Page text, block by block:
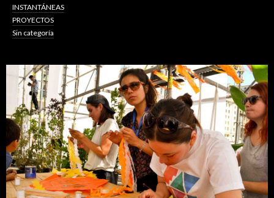
INSTANTÁNEAS
PROYECTOS
Sin categoría